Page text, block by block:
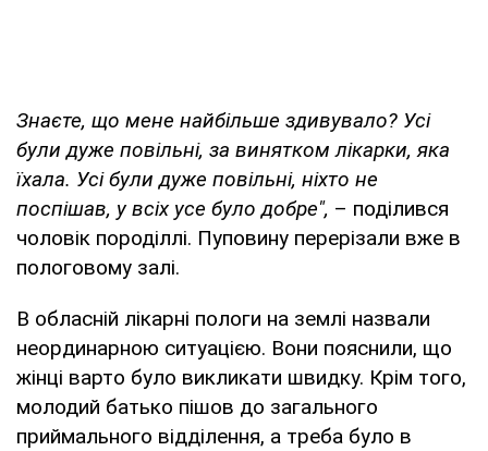
Знаєте, що мене найбільше здивувало? Усі
були дуже повільні, за винятком лікарки, яка
їхала. Усі були дуже повільні, ніхто не
поспішав, у всіх усе було добре", – поділився
чоловік породіллі. Пуповину перерізали вже в
пологовому залі.
В обласній лікарні пологи на землі назвали
неординарною ситуацією. Вони пояснили, що
жінці варто було викликати швидку. Крім того,
молодий батько пішов до загального
приймального відділення, а треба було в